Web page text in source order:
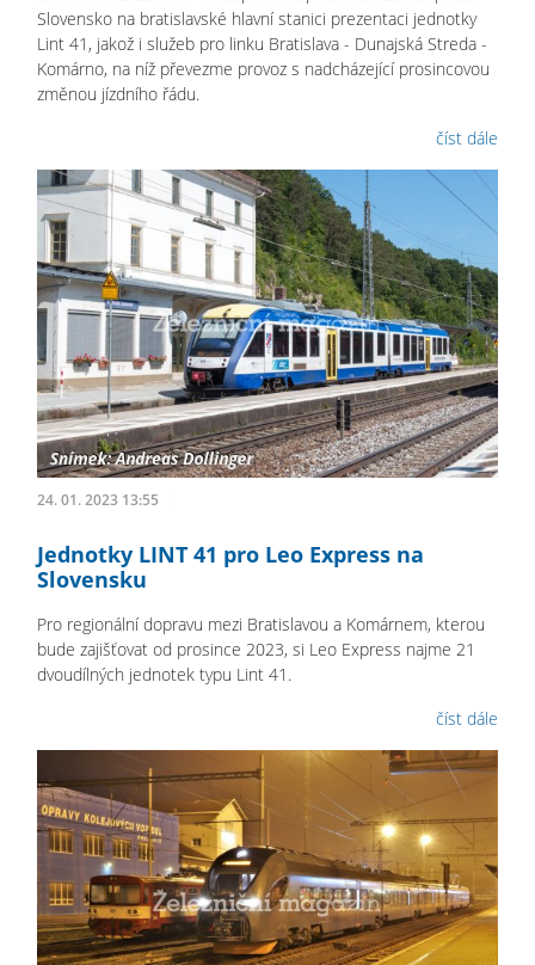
Slovensko na bratislavské hlavní stanici prezentaci jednotky
Lint 41, jakož i služeb pro linku Bratislava - Dunajská Streda -
Komárno, na níž převezme provoz s nadcházející prosincovou
změnou jízdního řádu.
číst dále
24. 01. 2023 13:55
Jednotky LINT 41 pro Leo Express na
Slovensku
Pro regionální dopravu mezi Bratislavou a Komárnem, kterou
bude zajišťovat od prosince 2023, si Leo Express najme 21
dvoudílných jednotek typu Lint 41.
číst dále